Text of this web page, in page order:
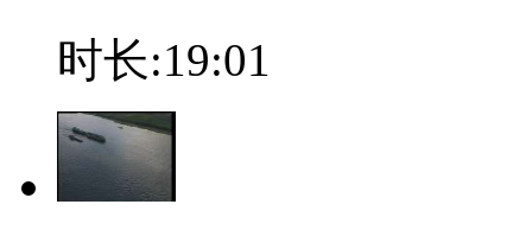
时长:19:01